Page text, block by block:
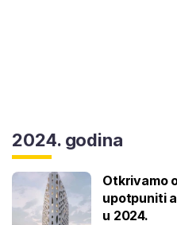
2024. godina
Otkrivamo
upotpuniti
u 2024.